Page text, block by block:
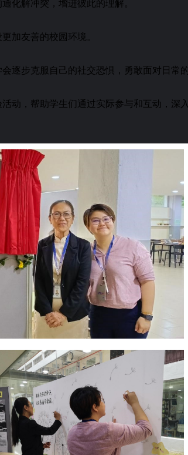
化解冲突，增进彼此的理解。
加友善的校园环境。
逐步克服自己的社交恐惧，勇敢面对日常
动，帮助学生们通过实际参与和互动，深